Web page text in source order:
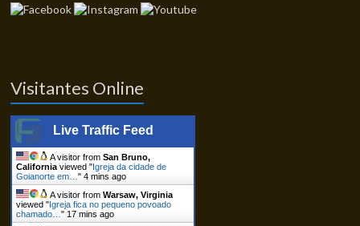
Visitantes Online
Live Traffic Feed
A visitor fromSan Bruno,
California viewed "Igreja da cidade de
Goianorte em…"4 mins ago
A visitor fromWarsaw, Virginia
viewed "Igreja fica no pequeno povoado
chamado…" 17 mins ago